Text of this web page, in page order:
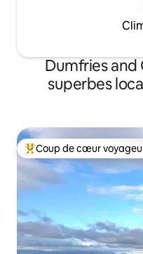
Dumfries and
superbes
Coups de cœur
Coup de cœur